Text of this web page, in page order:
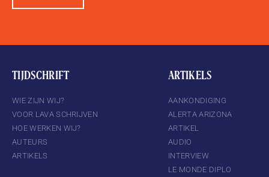
TIJDSCHRIFT
WIE ZIJN WIJ?
VOOR LAVA SCHRIJVEN
HOE WERKEN WIJ?
AUTEURS
ARTIKELS
ARTIKELS
AANKONDIGING
ALERTA ARIZONA
ARTIKEL
AUDIO
INTERVIEW
LE MONDE DIPLO